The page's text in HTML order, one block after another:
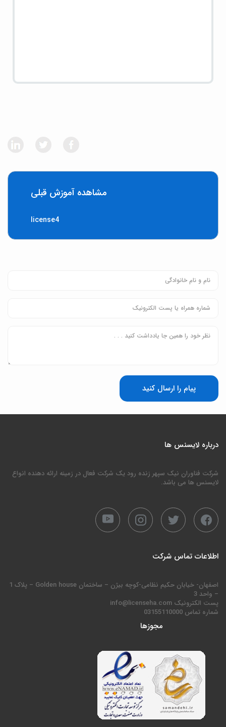
مشاهده آموزش قبلی
license4
پیام را ارسال کنید
درباره لایسنس ها
شرکت فناوران نیک سپهر زنده رود یک شرکت فعال در زمینه ارائه دهنده انواع
لایسنس ها می باشد.
اطلاعات تماس شرکت
اصفهان- خیابان حکیم نظامی-کوچه بیژن – ساختمان Golden house – پلاک 1
– واحد 3
پست الکترونیک info@licenseha.com
شماره تماس 03155110000
مجوزها